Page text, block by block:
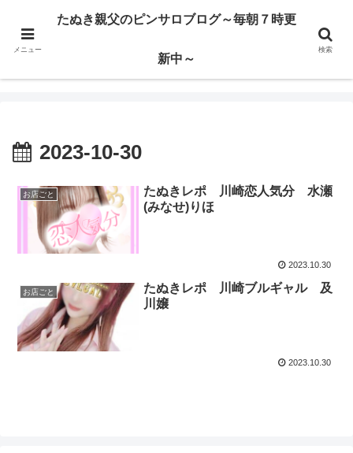
ハードサービス嬢を求めて3000回ピンサロで遊んだ親父
たぬき親父のピンサロブログ～毎朝７時更新中～
2023-10-30
お店ごと
たぬきレポ 川崎恋人気分 水瀬
(みなせ)りほ
2023.10.30
お店ごと
たぬきレポ 川崎ブルギャル 及
川嬢
2023.10.30
メニュー
たぬき親父のピンサロブログ～毎朝７時更
新中～
検索